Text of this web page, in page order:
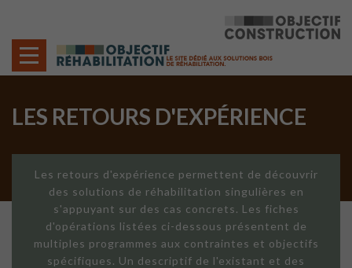
LES RETOURS D'EXPÉRIENCE
Les retours d'expérience permettent de découvrir
des solutions de réhabilitation singulières en
s'appuyant sur des cas concrets. Les fiches
d'opérations listées ci-dessous présentent de
multiples programmes aux contraintes et objectifs
spécifiques. Un descriptif de l'existant et des